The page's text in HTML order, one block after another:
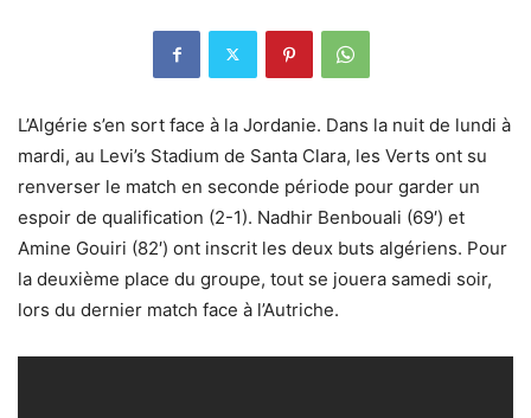
L’Algérie s’en sort face à la Jordanie. Dans la nuit de lundi à
mardi, au Levi’s Stadium de Santa Clara, les Verts ont su
renverser le match en seconde période pour garder un
espoir de qualification (2-1). Nadhir Benbouali (69′) et
Amine Gouiri (82′) ont inscrit les deux buts algériens. Pour
la deuxième place du groupe, tout se jouera samedi soir,
lors du dernier match face à l’Autriche.